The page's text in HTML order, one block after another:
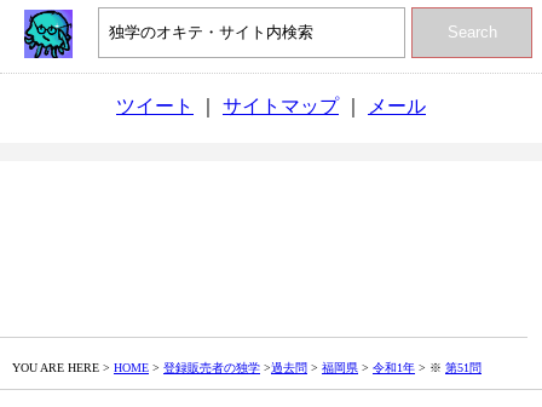
Search
ツイート サイトマップ｜ メール
YOU ARE HERE > HOME > 登録販売者の独学 >過去問 > 福岡県 > 令和1年 > ※ 第51問